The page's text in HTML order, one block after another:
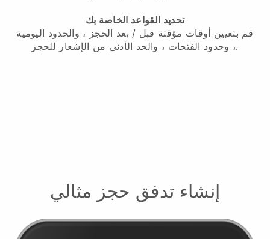
تحديد القواعد الخاصة بك
قم بتعيين أوقات مؤقتة قبل / بعد الحجز ، والحدود اليومية
، وحدود الفتحات ، والحد الأدنى من الإشعار للحجز.
إنشاء تدفق حجز مثالي